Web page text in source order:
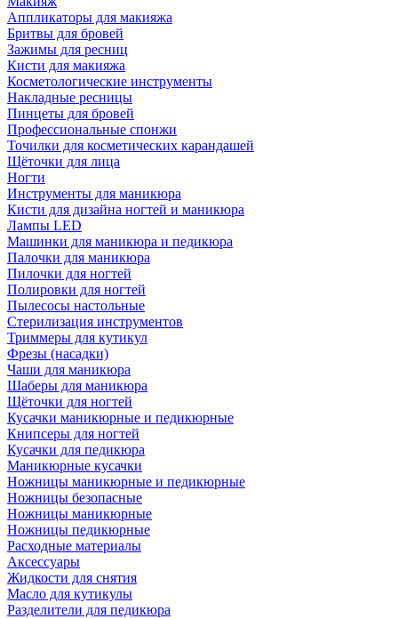
Аппликаторы для макияжа
Бритвы для бровей
Зажимы для ресниц
Кисти для макияжа
Косметологические инструменты
Накладные ресницы
Пинцеты для бровей
Профессиональные спонжи
Точилки для косметических карандашей
Щёточки для лица
Ногти
Инструменты для маникюра
Кисти для дизайна ногтей и маникюра
Лампы LED
Машинки для маникюра и педикюра
Палочки для маникюра
Пилочки для ногтей
Полировки для ногтей
Пылесосы настольные
Стерилизация инструментов
Триммеры для кутикул
Фрезы (насадки)
Чаши для маникюра
Шаберы для маникюра
Щёточки для ногтей
Кусачки маникюрные и педикюрные
Книпсеры для ногтей
Кусачки для педикюра
Маникюрные кусачки
Ножницы маникюрные и педикюрные
Ножницы безопасные
Ножницы маникюрные
Ножницы педикюрные
Расходные материалы
Аксессуары
Жидкости для снятия
Масло для кутикулы
Разделители для педикюра